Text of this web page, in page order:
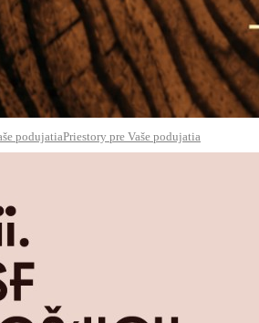
Priestory pre Vaše podujatia